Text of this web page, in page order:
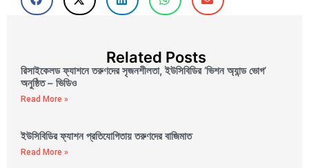
Related Posts
রিসাইকেলড ফ্যাশনে তরুণদের সৃজনশীলতা, ইউসিবিডির ‘ভিশন অ্যান্ড ভোগ’
অনুষ্ঠিত – ভিডিও
Read More »
ইউসিবিডির ফ্যাশন প্রতিযোগিতায় তরুণদের বাজিমাত
Read More »